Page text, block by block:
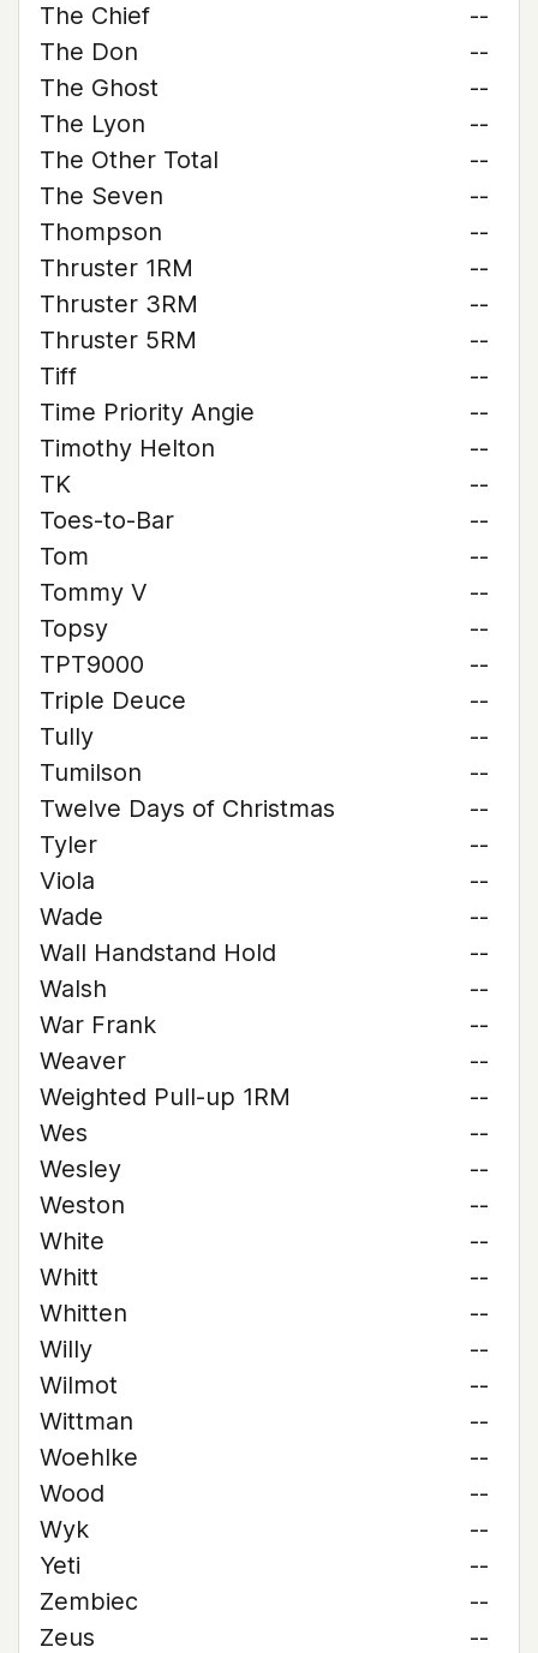
The Chief
--
The Don
--
The Ghost
--
The Lyon
--
The Other Total
--
The Seven
--
Thompson
--
Thruster 1RM
--
Thruster 3RM
--
Thruster 5RM
--
Tiff
--
Time Priority Angie
--
Timothy Helton
--
TK
--
Toes-to-Bar
--
Tom
--
Tommy V
--
Topsy
--
TPT9000
--
Triple Deuce
--
Tully
--
Tumilson
--
Twelve Days of Christmas
--
Tyler
--
Viola
--
Wade
--
Wall Handstand Hold
--
Walsh
--
War Frank
--
Weaver
--
Weighted Pull-up 1RM
--
Wes
--
Wesley
--
Weston
--
White
--
Whitt
--
Whitten
--
Willy
--
Wilmot
--
Wittman
--
Woehlke
--
Wood
--
Wyk
--
Yeti
--
Zembiec
--
Zeus
--